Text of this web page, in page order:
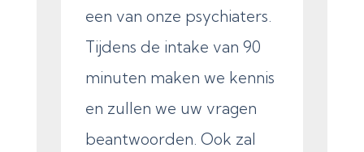
een van onze psychiaters.
Tijdens de intake van 90
minuten maken we kennis
en zullen we uw vragen
beantwoorden. Ook zal